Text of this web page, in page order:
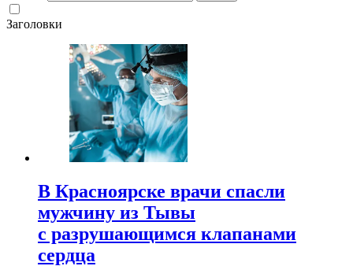
Заголовки
В Красноярске врачи спасли
мужчину из Тывы
с разрушающимся клапанами
сердца